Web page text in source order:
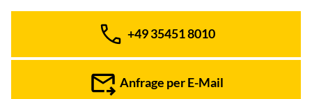
Telefon:
+49 35451 8010
Anfrage per E-Mail